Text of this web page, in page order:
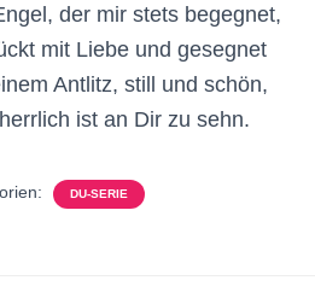
der mir stets begegnet,
mit Liebe und gesegnet
Antlitz, still und schön,
ist an Dir zu sehn.
DU-SERIE